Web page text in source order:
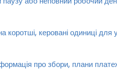
або неповний робочий
коротші, керовані одиниці для
про збори, плани